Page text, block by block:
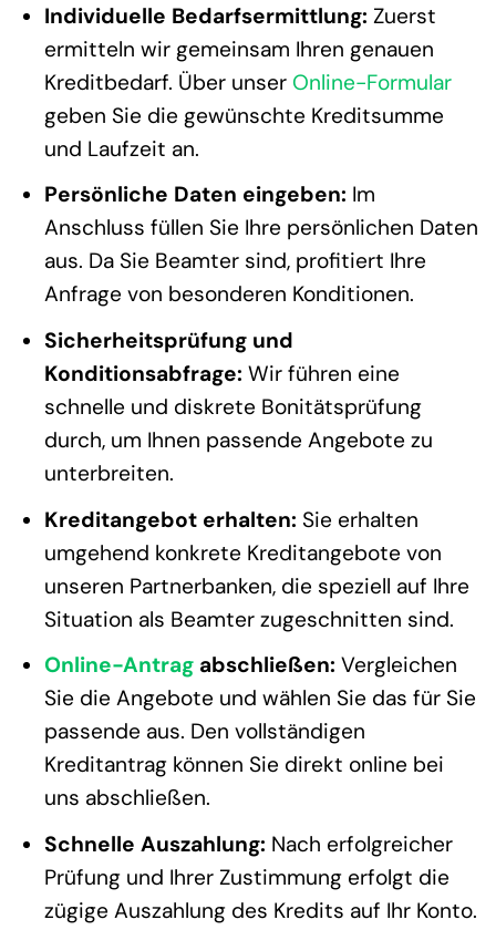
Individuelle Bedarfsermittlung: Zuerst
ermitteln wir gemeinsam Ihren genauen
Kreditbedarf. Über unser Online-Formular
geben Sie die gewünschte Kreditsumme
und Laufzeit an.
Persönliche Daten eingeben: Im
Anschluss füllen Sie Ihre persönlichen Daten
aus. Da Sie Beamter sind, profitiert Ihre
Anfrage von besonderen Konditionen.
Sicherheitsprüfung und
Konditionsabfrage: Wir führen eine
schnelle und diskrete Bonitätsprüfung
durch, um Ihnen passende Angebote zu
unterbreiten.
Kreditangebot erhalten: Sie erhalten
umgehend konkrete Kreditangebote von
unseren Partnerbanken, die speziell auf Ihre
Situation als Beamter zugeschnitten sind.
Online-Antragabschließen: Vergleichen
Sie die Angebote und wählen Sie das für Sie
passende aus. Den vollständigen
Kreditantrag können Sie direkt online bei
uns abschließen.
Schnelle Auszahlung: Nach erfolgreicher
Prüfung und Ihrer Zustimmung erfolgt die
zügige Auszahlung des Kredits auf Ihr Konto.